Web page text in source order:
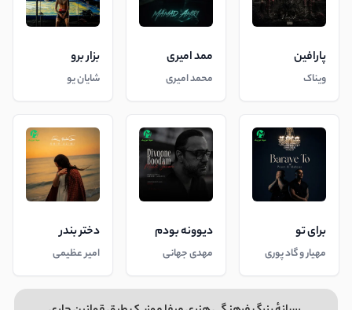
پارافین
ویناک
ممد امیری
محمد امیری
بزار برو
شایان یو
برای تو
مهیار و گاد پوری
دیوونه بودم
مهدی جهانی
دختر بندر
امیر عظیمی